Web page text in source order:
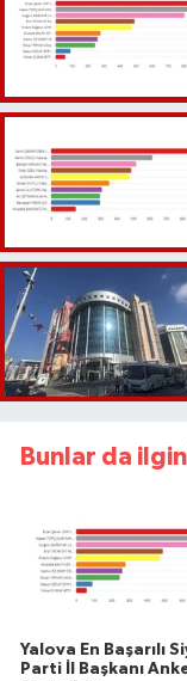
Bunlar da
Yalova En Başarılı
Parti İl Başkanı